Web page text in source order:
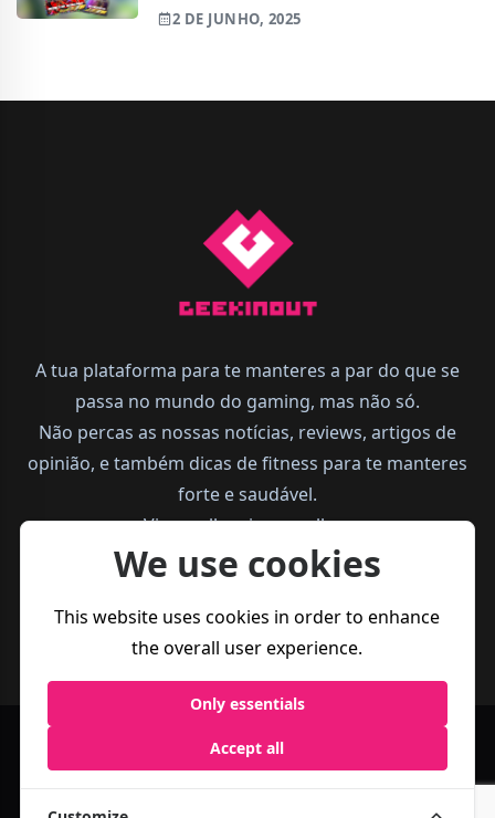
2 DE JUNHO, 2025
A tua plataforma para te manteres a par do que se
passa no mundo do gaming, mas não só.
Não percas as nossas notícias, reviews, artigos de
opinião, e também dicas de fitness para te manteres
forte e saudável.
Vive melhor, joga melhor.
Business
Política de
We use cookies
This website uses cookies in order to enhance
the overall user experience.
Only essentials
Accept all